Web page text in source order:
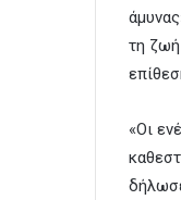
τη ζωή
«Οι